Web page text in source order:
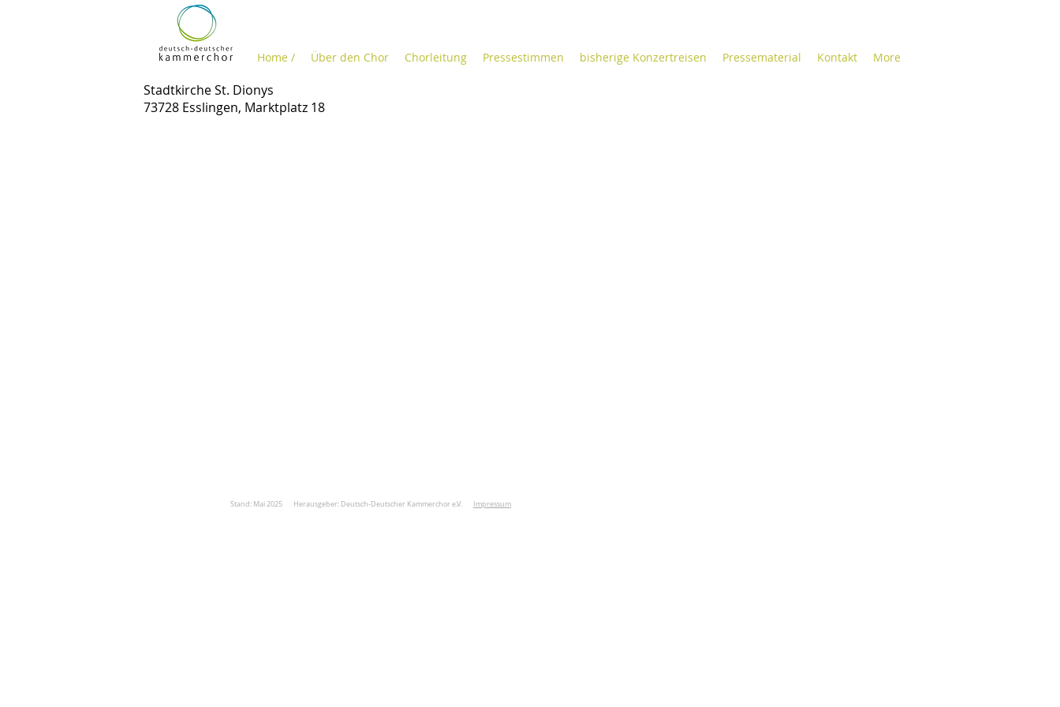
Home / Über den Chor Chorleitung Pressestimmen bisherige Konzertreisen Pressematerial Kontakt More
Stadtkirche St. Dionys
73728 Esslingen, Marktplatz 18
Stand: Mai 2025 Herausgeber: Deutsch-Deutscher Kammerchor e.V. Impressum